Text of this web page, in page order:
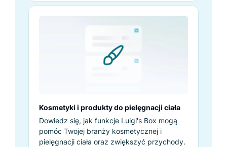
Kosmetyki i produkty do pielęgnacji ciała
Dowiedz się, jak funkcje Luigi's Box mogą
pomóc Twojej branży kosmetycznej i
pielęgnacji ciała oraz zwiększyć przychody.